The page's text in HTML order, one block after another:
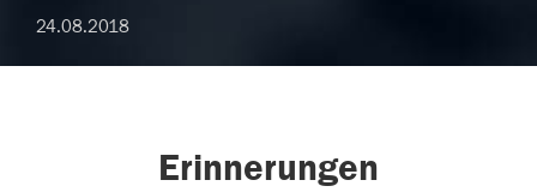
24.08.2018
Erinnerungen